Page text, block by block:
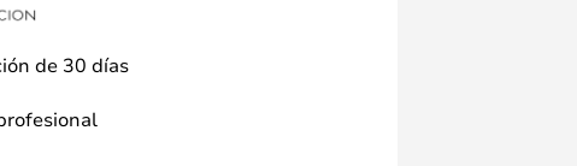
de 30 días